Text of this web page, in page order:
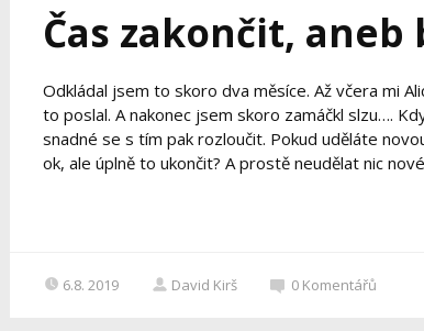
Čas zakončit,
Odkládal jsem to skoro dva měsíce. Až včera mi
to poslal. A nakonec jsem skoro zamáčkl slzu….
snadné se s tím pak rozloučit. Pokud uděláte
ok, ale úplně to ukončit? A prostě neudělat nic
6.8. 2019 David Kirš 0 Komentářů